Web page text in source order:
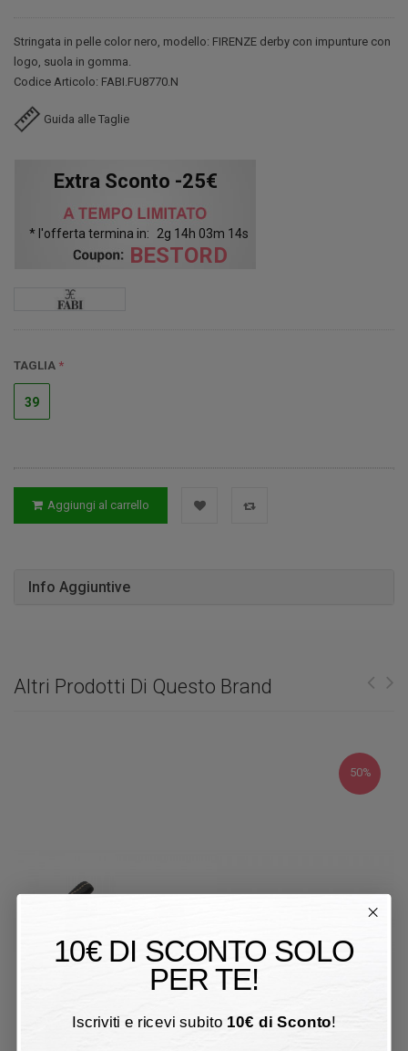
Stringata in pelle color nero, modello: FIRENZE derby con impunture con
logo, suola in gomma.
Codice Articolo: FABI.FU8770.N
Guida alle Taglie
Extra Sconto -25€
* l'offerta termina in: 2g 14h 03m 13s
BESTORD
TAGLIA
39
Aggiungi al carrello
Info Aggiuntive
Altri Prodotti Di Questo Brand
50%
10€ DI SCONTO SOLO
PER TE!
Iscriviti e ricevi subito 10€ di Sconto!